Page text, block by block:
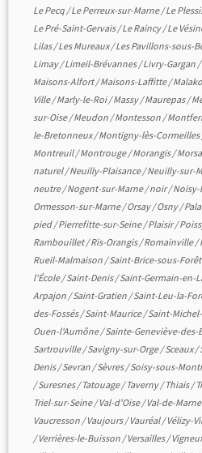
Le Pecq /Le Perreux-sur-Marne/Le
Le Pré-Saint-Gervais/Le Raincy/Le
Lilas/Les Mureaux/Les Pavillons-sous-
Limay/Limeil-Brévannes/Livry-Gargan /
Maisons-Alfort/Maisons-Laffitte/
Ville/Marly-le-Roi/Massy/Maurepas/
sur-Oise/Meudon /Montesson /
le-Bretonneux/Montigny-lès-Cormeilles
Montreuil/Montrouge/Morangis/
naturel/Neuilly-Plaisance/Neuilly-sur-
neutre/Nogent-sur-Marne/noir/Noisy-
Ormesson-sur-Marne/Orsay/Osny/
pied/Pierrefitte-sur-Seine/Plaisir/
Rambouillet/Ris-Orangis/Romainville/
Rueil-Malmaison /Saint-Brice-sous-Forêt
l'École/Saint-Denis/Saint-Germain-en-
Arpajon /Saint-Gratien /Saint-Leu-la-
des-Fossés/Saint-Maurice/Saint-
Ouen-l'Aumône/Sainte-Geneviève-des-
Sartrouville/Savigny-sur-Orge/Sceaux/
Denis/Sevran /Sèvres/Soisy-sous-
/Suresnes/Tatouage/Taverny/Thiais/
Triel-sur-Seine/Val-d'Oise/Val-de-Marne
Vaucresson /Vaujours/Vauréal/Vélizy-
/Verrières-le-Buisson /Versailles/